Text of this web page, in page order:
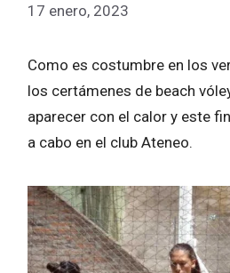
17 enero, 2023
Como es costumbre en los
los certámenes de beach
aparecer con el calor y este
a cabo en el club Ateneo.